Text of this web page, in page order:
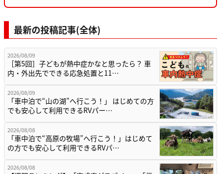
最新の投稿記事(全体)
2026/08/09
［第5回］子どもが熱中症かなと思ったら？ 車
内・外出先でできる応急処置と11…
2026/08/09
「車中泊で“山の湖”へ行こう！」 はじめての方
でも安心して利用できるRVパー…
2026/08/08
「車中泊で“高原の牧場”へ行こう！」はじめて
の方でも安心して利用できるRVパ…
2026/08/08